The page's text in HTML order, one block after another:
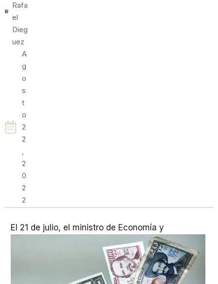
Rafa
El
Dieg
Uez
A
G
O
S
T
O
2
2
,
2
0
2
2
E l 21 de julio, el ministro de Economía y